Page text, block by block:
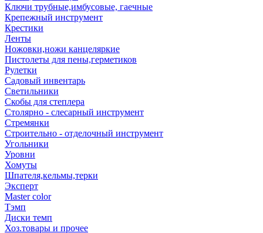
Ключи трубные,имбусовые, гаечные
Крепежный инструмент
Крестики
Ленты
Ножовки,ножи канцеляркие
Пистолеты для пены,герметиков
Рулетки
Садовый инвентарь
Светильники
Скобы для степлера
Столярно - слесарный инструмент
Стремянки
Строительно - отделочный инструмент
Угольники
Уровни
Хомуты
Шпателя,кельмы,терки
Эксперт
Master color
Тэмп
Диски темп
Хоз.товары и прочее